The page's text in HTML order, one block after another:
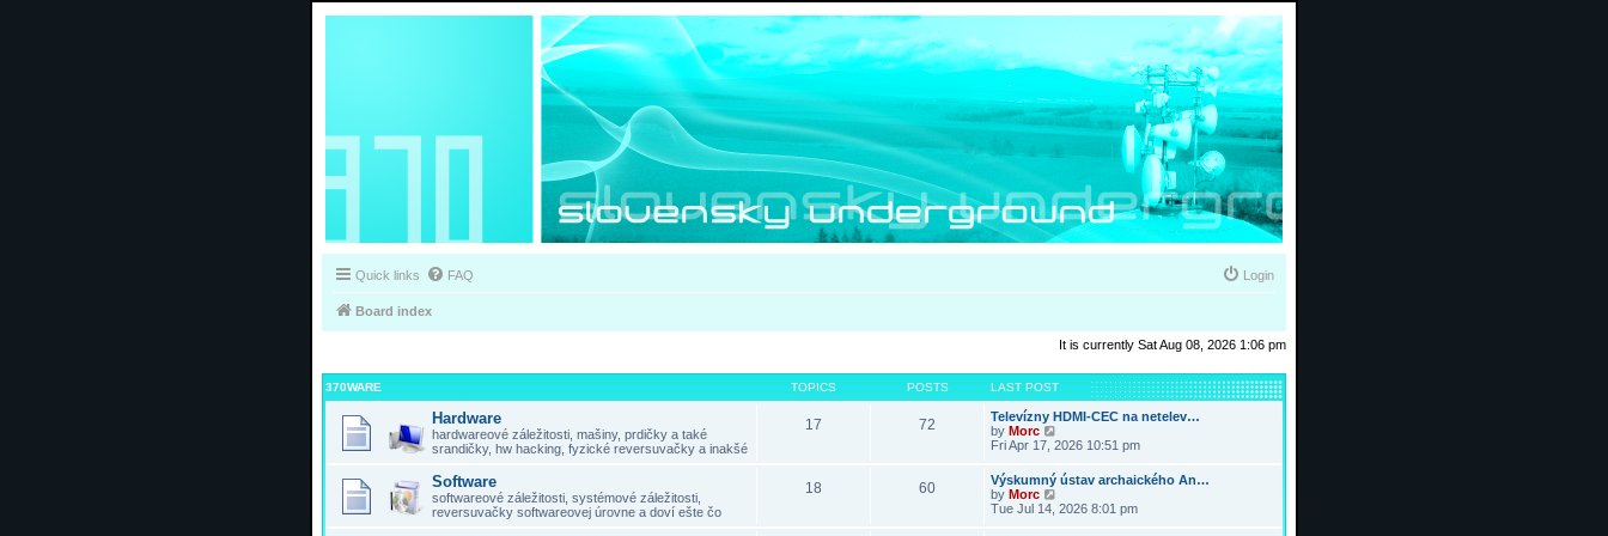
Quick links FAQ Login
Board index
It is currently Sat Aug 08, 2026 1:06 pm
370WARE TOPICS POSTS LAST POST
Hardware
hardwareové záležitosti, mašiny, prdičky a také
srandičky, hw hacking, fyzické reversuvačky a inakšé
17 72
Televízny HDMI-CEC na netelev…
by Morc
i
w
t
h
e
Fri Apr 17, 2026 10:51 pm
Software
softwareové záležitosti, systémové záležitosti,
reversuvačky softwareovej úrovne a doví ešte čo
18 60
Výskumný ústav archaického An…
by Morc
i
Tue Jul 14, 2026 8:01 pm